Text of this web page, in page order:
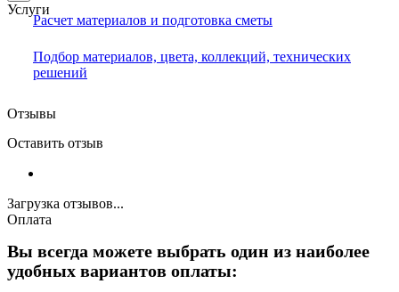
Услуги
Расчет материалов и подготовка сметы
Подбор материалов, цвета, коллекций, технических
решений
Отзывы
Оставить отзыв
Загрузка отзывов...
Оплата
Вы всегда можете выбрать один из наиболее
удобных вариантов оплаты: